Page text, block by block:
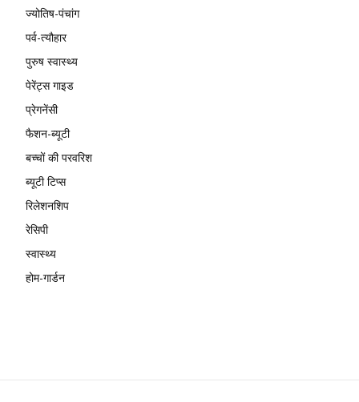
ज्योतिष-पंचांग
पर्व-त्यौहार
पुरुष स्वास्थ्य
पेरेंट्स गाइड
प्रेगनेंसी
फैशन-ब्यूटी
बच्चों की परवरिश
ब्यूटी टिप्स
रिलेशनशिप
रेसिपी
स्वास्थ्य
होम-गार्डन